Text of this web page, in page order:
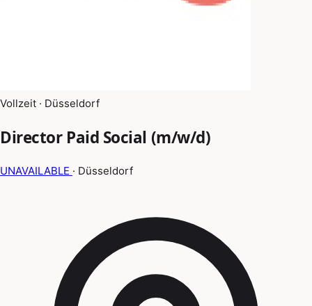
Vollzeit · Düsseldorf
Director Paid Social (m/w/d)
UNAVAILABLE · Düsseldorf